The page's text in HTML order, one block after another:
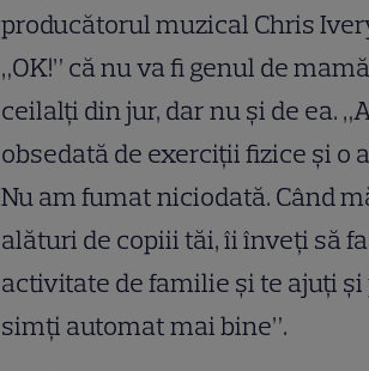
producătorul muzical Chris
„OK!” că nu va fi genul de
ceilalţi din jur, dar nu şi de ea.
obsedată de exerciţii fizice şi o
Nu am fumat niciodată. Când
alături de copiii tăi, îi înveţi să
activitate de familie şi te ajuţi şi
simţi automat mai bine”.